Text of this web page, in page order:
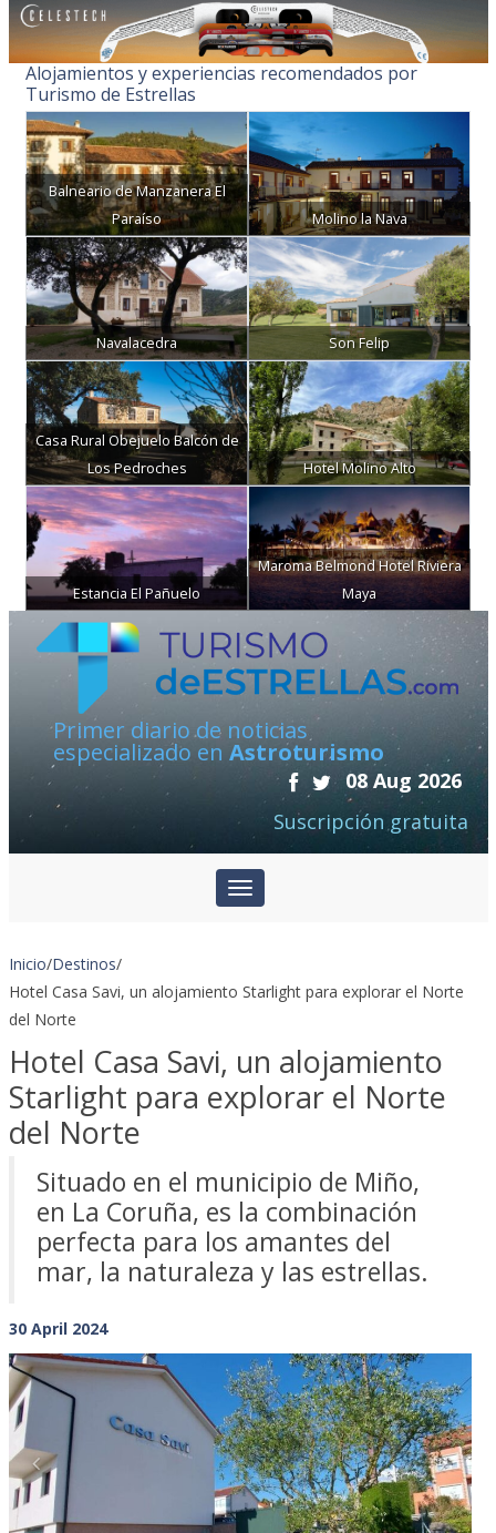
Alojamientos y experiencias recomendados por
Turismo de Estrellas
Balneario de Manzanera El
Paraíso
Molino la Nava
Navalacedra Son Felip
Casa Rural Obejuelo Balcón de
Los Pedroches
Hotel Molino Alto
Estancia El Pañuelo
Maroma Belmond Hotel Riviera
Maya
Primer diario de noticias
especializado en Astroturismo
08 Aug 2026
Suscripción gratuita
Inicio/Destinos/
Hotel Casa Savi, un alojamiento Starlight para explorar el Norte
del Norte
Hotel Casa Savi, un alojamiento
Starlight para explorar el Norte
del Norte
Situado en el municipio de Miño,
en La Coruña, es la combinación
perfecta para los amantes del
mar, la naturaleza y las estrellas.
30 April 2024
Previous